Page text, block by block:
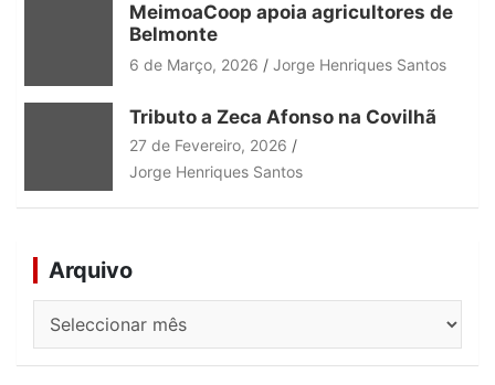
MeimoaCoop apoia agricultores de
Belmonte
6 de Março, 2026 Jorge Henriques Santos
Tributo a Zeca Afonso na Covilhã
27 de Fevereiro, 2026
Jorge Henriques Santos
Arquivo
Arquivo